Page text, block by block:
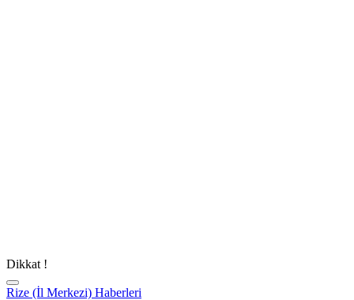
Dikkat !
Rize (İl Merkezi) Haberleri